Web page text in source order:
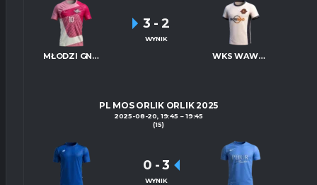
MŁODZI GNIEWNI WKS WAWRZYNKI
3 - 2
WYNIK
PL MOS ORLIK ORLIK 2025
2025-08-20, 19:45
19:45
(15)
0 -3
WYNIK